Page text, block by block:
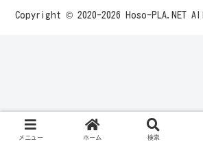
Copyright © 2020-2026 Hoso-PLA.NET
メニュー ホーム 検索